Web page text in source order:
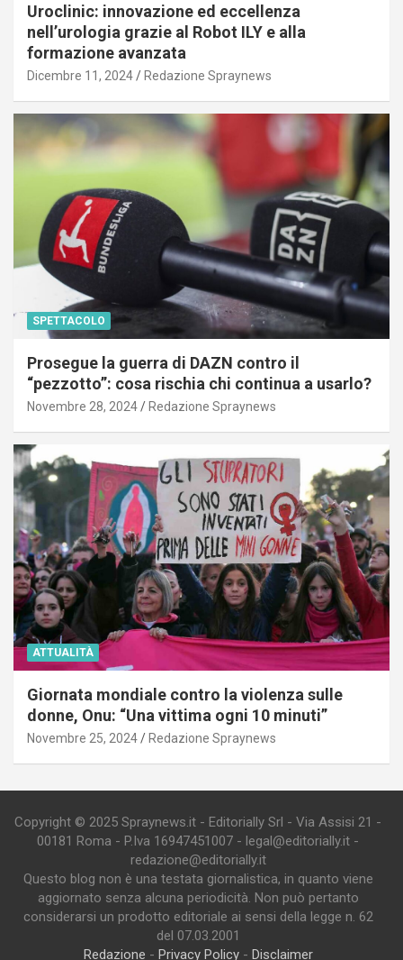
Uroclinic: innovazione ed eccellenza
nell’urologia grazie al Robot ILY e alla
formazione avanzata
Dicembre 11, 2024 Redazione Spraynews
SPETTACOLO
Prosegue la guerra di DAZN contro il
“pezzotto”: cosa rischia chi continua a usarlo?
Novembre 28, 2024 Redazione Spraynews
ATTUALITÀ
Giornata mondiale contro la violenza sulle
donne, Onu: “Una vittima ogni 10 minuti”
Novembre 25, 2024 Redazione Spraynews
Copyright © 2025 Spraynews.it - Editorially Srl - Via Assisi 21 -
00181 Roma - P.Iva 16947451007 - legal@editorially.it -
redazione@editorially.it
Questo blog non è una testata giornalistica, in quanto viene
aggiornato senza alcuna periodicità. Non può pertanto
considerarsi un prodotto editoriale ai sensi della legge n. 62
del 07.03.2001
Redazione - Privacy Policy- Disclaimer